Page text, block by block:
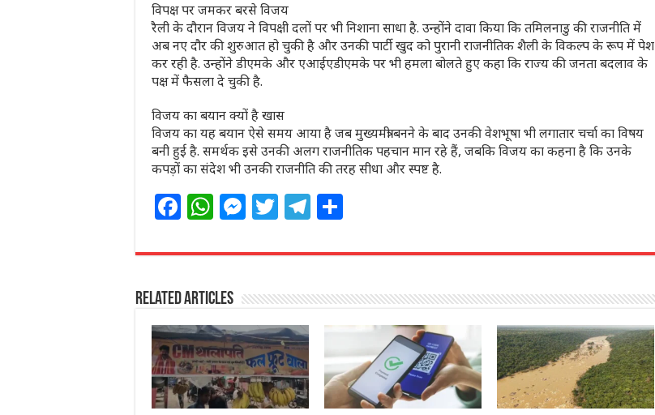
व‍िपक्ष पर जमकर बरसे व‍िजय
रैली के दौरान विजय ने विपक्षी दलों पर भी निशाना साधा है. उन्होंने दावा किया कि तमिलनाडु की राजनीति में
अब नए दौर की शुरुआत हो चुकी है और उनकी पार्टी खुद को पुरानी राजनीतिक शैली के विकल्प के रूप में पेश
कर रही है. उन्होंने डीएमके और एआईएडीएमके पर भी हमला बोलते हुए कहा कि राज्य की जनता बदलाव के
पक्ष में फैसला दे चुकी है.
व‍िजय का बयान क्‍यों है खास
विजय का यह बयान ऐसे समय आया है जब मुख्यमंत्री बनने के बाद उनकी वेशभूषा भी लगातार चर्चा का विषय
बनी हुई है. समर्थक इसे उनकी अलग राजनीतिक पहचान मान रहे हैं, जबकि विजय का कहना है कि उनके
कपड़ों का संदेश भी उनकी राजनीति की तरह सीधा और स्पष्ट है.
F
c
e
b
o
o
k
W
at
s
A
p
p
M
ss
n
g
e
r
T
itt
r
T
e
ra
m
ar
Related Articles